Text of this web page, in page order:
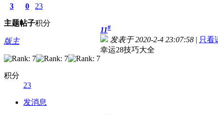
3
主题
0
帖子
23
积分
版主
积分
23
发消息
11#
发表于 2020-2-4 23:07:58 | 只看
幸运28技巧大全